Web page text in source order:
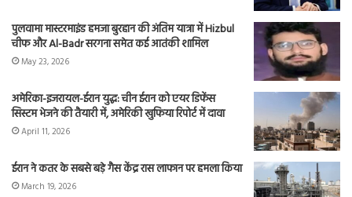
पुलवामा मास्टरमाइंड हमजा बुरहान की अंतिम यात्रा में Hizbul
चीफ और Al-Badr सरगना समेत कई आतंकी शामिल
May 23, 2026
अमेरिका-इजरायल-ईरान युद्ध: चीन ईरान को एयर डिफेंस
सिस्टम भेजने की तैयारी में, अमेरिकी खुफिया रिपोर्ट में दावा
April 11, 2026
ईरान ने कतर के सबसे बड़े गैस केंद्र रास लाफान पर हमला किया
March 19, 2026